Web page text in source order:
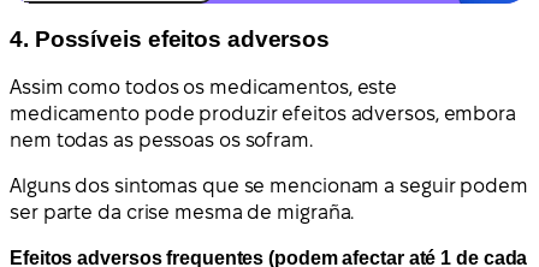
4. Possíveis efeitos adversos
Assim como todos os medicamentos, este
medicamento pode produzir efeitos adversos, embora
nem todas as pessoas os sofram.
Alguns dos sintomas que se mencionam a seguir podem
ser parte da crise mesma de migraña.
Efeitos adversos frequentes (podem afectar até 1 de cada